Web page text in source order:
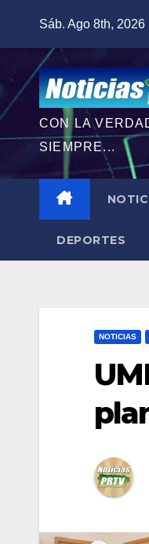
contenido
Sáb. Ago 8th, 2026
CON LA
SIEMPRE...
DEPORTES
NOTICIAS